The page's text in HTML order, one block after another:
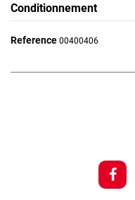
Conditionnement
Reference 00400406